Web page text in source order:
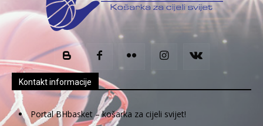
Kontakt informacije
Portal BHbasket – košarka za cijeli svijet!